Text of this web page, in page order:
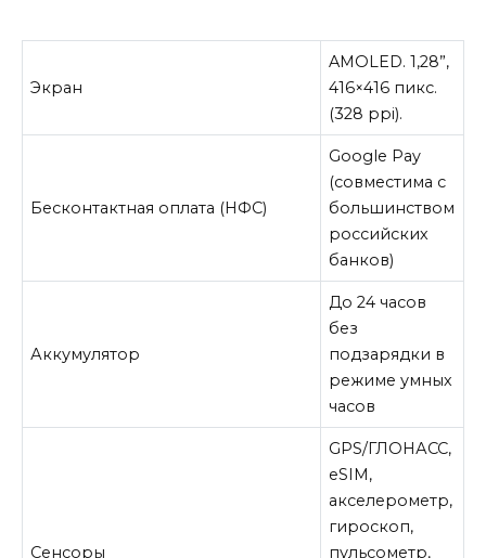
Экран
AMOLED. 1,28”,
416×416 пикс.
(328 ppi).
Бесконтактная оплата (НФС)
Google Pay
(совместима с
большинством
российских
банков)
Аккумулятор
До 24 часов
без
подзарядки в
режиме умных
часов
Сенсоры
GPS/ГЛОНАСС,
eSIM,
акселерометр,
гироскоп,
пульсометр,